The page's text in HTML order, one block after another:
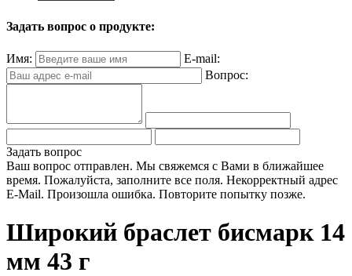
Задать вопрос о продукте:
Имя:
E-mail:
Вопрос:
Задать вопрос
Ваш вопрос отправлен. Мы свяжемся с Вами в ближайшее
время. Пожалуйста, заполните все поля. Некорректный адрес
E-Mail. Произошла ошибка. Повторите попытку позже.
Широкий браслет бисмарк 14
мм 43 г